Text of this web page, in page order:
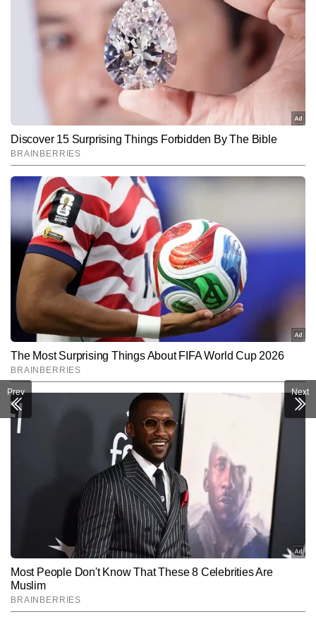
Follow Us:
Subscribe to our daily Newsletter!
Prev Next